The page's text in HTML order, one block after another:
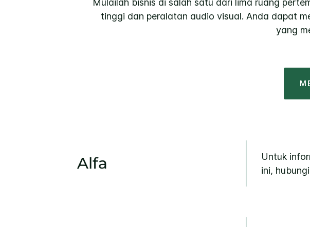
tinggi dan peralatan audio visual. Anda dapat
yang
Alfa
Untuk
ini,